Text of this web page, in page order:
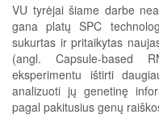
VU tyrėjai šiame darbe
gana platų SPC
sukurtas ir pritaikytas
(angl. Capsule-based
eksperimentu ištirti
analizuoti jų genetinę
pagal pakitusius genų